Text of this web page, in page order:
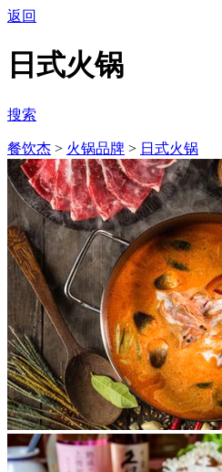
返回
日式火锅
搜索
餐饮杰 > 火锅品牌 > 日式火锅